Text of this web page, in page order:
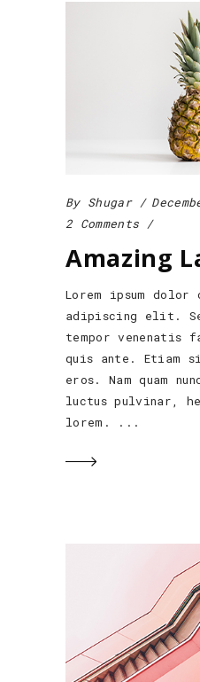
By Shugar
2 Comments
Amazing
Lorem ipsum dolor
adipiscing elit.
tempor venenatis
quis ante. Etiam
eros. Nam quam
luctus pulvinar,
lorem.